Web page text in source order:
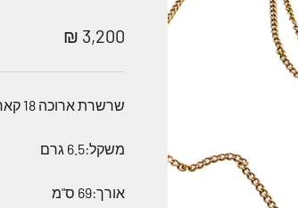
מחיר מבצע
3,200 ₪
שרשרת ארוכה 18 קארט ללא סוגר עם תליון חמסה 14 קארט משובת יהלומים
משקל:6.5 גרם
אורך:69 ס"מ